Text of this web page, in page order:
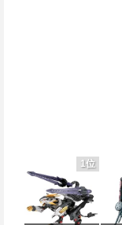
1位